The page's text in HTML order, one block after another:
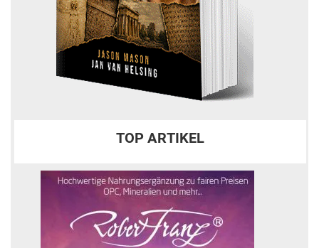
TOP ARTIKEL